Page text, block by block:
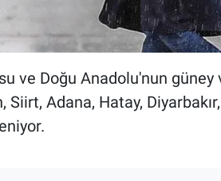
ve Doğu Anadolu'nun güney
Adana, Hatay,